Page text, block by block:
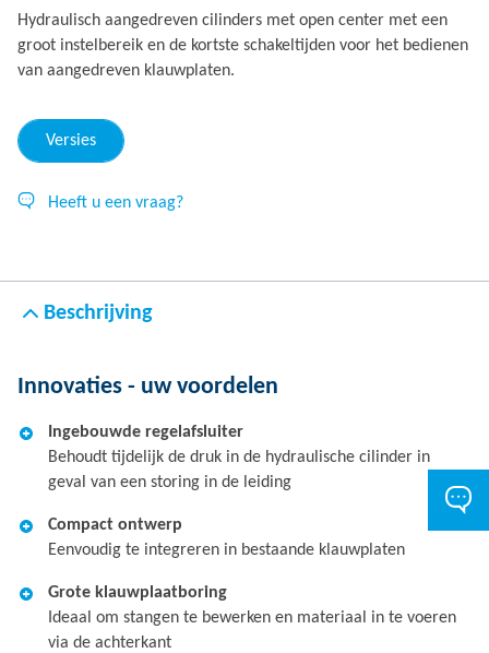
Hydraulisch aangedreven cilinders met open center met een
groot instelbereik en de kortste schakeltijden voor het bedienen
van aangedreven klauwplaten.
Versies
Heeft u een vraag?
Beschrijving
Innovaties - uw voordelen
Ingebouwde regelafsluiter
Behoudt tijdelijk de druk in de hydraulische cilinder in
geval van een storing in de leiding
Compact ontwerp
Eenvoudig te integreren in bestaande klauwplaten
Grote klauwplaatboring
Ideaal om stangen te bewerken en materiaal in te voeren
via de achterkant